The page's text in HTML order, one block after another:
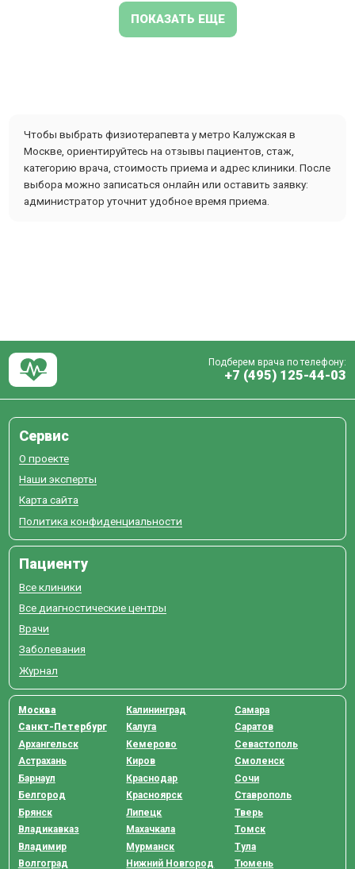
ПОКАЗАТЬ ЕЩЕ
Чтобы выбрать физиотерапевта у метро Калужская в
Москве, ориентируйтесь на отзывы пациентов, стаж,
категорию врача, стоимость приема и адрес клиники. После
выбора можно записаться онлайн или оставить заявку:
администратор уточнит удобное время приема.
Подберем врача по телефону:
+7 (495) 125-44-03
Сервис
О проекте
Наши эксперты
Карта сайта
Политика конфиденциальности
Пациенту
Все клиники
Все диагностические центры
Врачи
Заболевания
Журнал
Москва
Санкт-Петербург
Архангельск
Астрахань
Барнаул
Белгород
Брянск
Владикавказ
Владимир
Волгоград
Калининград
Калуга
Кемерово
Киров
Краснодар
Красноярск
Липецк
Махачкала
Мурманск
Нижний Новгород
Самара
Саратов
Севастополь
Смоленск
Сочи
Ставрополь
Тверь
Томск
Тула
Тюмень